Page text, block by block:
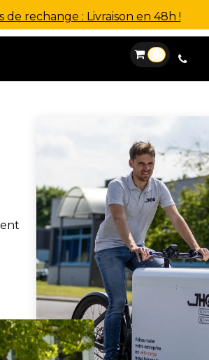
de rechange : Livraison en 48h !
0